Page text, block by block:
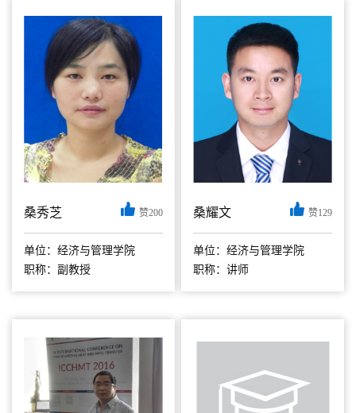
1. 基本介绍 桑秀
天大学经济与管理学
者（合作导师Witold
Pedrycz院士），主
要从事新能源金融投
资决策与风险测度建
模相关研究。先后主
桑秀芝 赞200
单位：经济与管理学院
职称：副教授
桑耀文，南京航空航
院助理教授，硕士生
士学位。郑州大学数
学与统计学院，获理
研究方向包括智能制
造、生产调度、算法
桑耀文 赞129
单位：经济与管理学院
职称：讲师